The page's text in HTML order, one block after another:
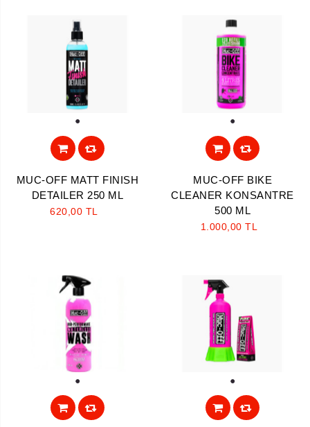
MUC-OFF MATT FINISH
DETAILER 250 ML
620,00 TL
MUC-OFF BIKE
CLEANER KONSANTRE
500 ML
1.000,00 TL